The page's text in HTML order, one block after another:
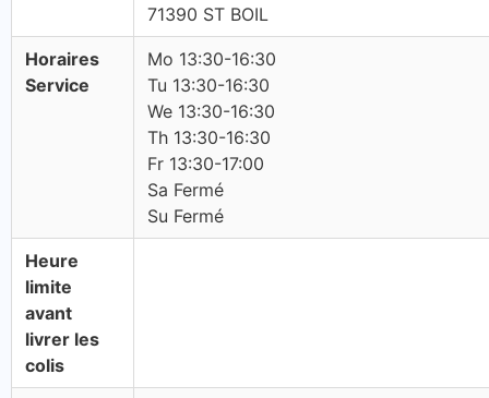
71390 ST BOIL
Horaires
Service
Mo 13:30-16:30
Tu 13:30-16:30
We 13:30-16:30
Th 13:30-16:30
Fr 13:30-17:00
Sa Fermé
Su Fermé
Heure
limite
avant
livrer les
colis